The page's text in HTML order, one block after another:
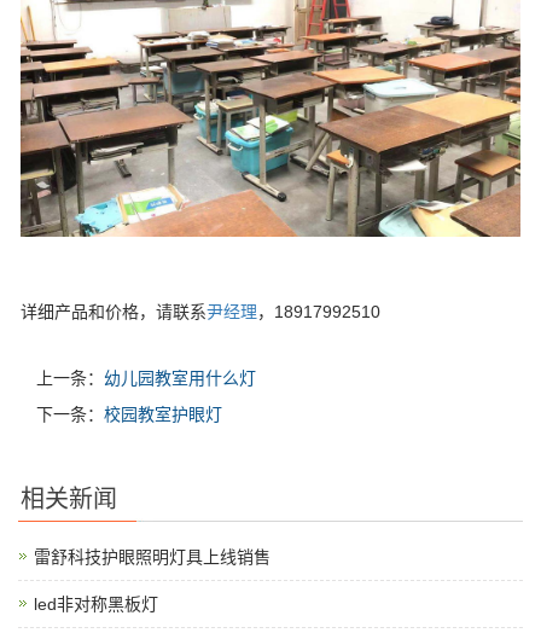
详细产品和价格，请联系尹经理，18917992510
上一条： 幼儿园教室用什么灯
下一条： 校园教室护眼灯
相关新闻
雷舒科技护眼照明灯具上线销售
led非对称黑板灯